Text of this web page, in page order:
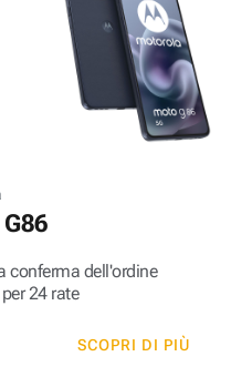
conferma dell'ordine
24 rate
SCOPRI DI PIÙ